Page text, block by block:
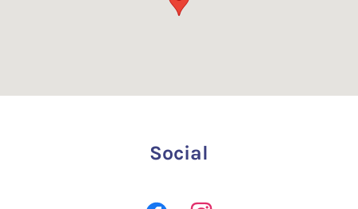
Social